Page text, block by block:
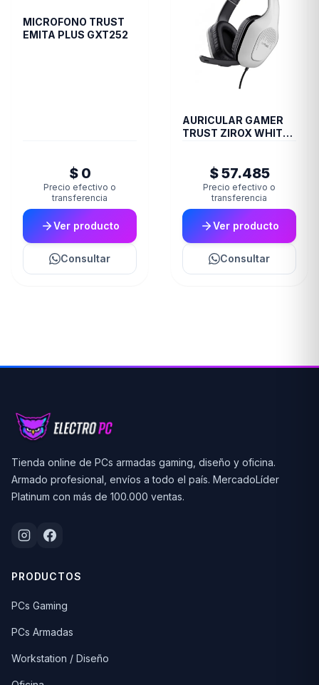
MICROFONO TRUST
EMITA PLUS GXT252
$ 0
Precio efectivo o
transferencia
Ver producto
Consultar
AURICULAR GAMER
TRUST ZIROX WHITE
$ 57.485
Precio efectivo o
transferencia
Ver producto
Consultar
Tienda online de PCs armadas gaming, diseño y oficina.
Armado profesional, envíos a todo el país. MercadoLíder
Platinum con más de 100.000 ventas.
PRODUCTOS
PCs Gaming
PCs Armadas
Workstation / Diseño